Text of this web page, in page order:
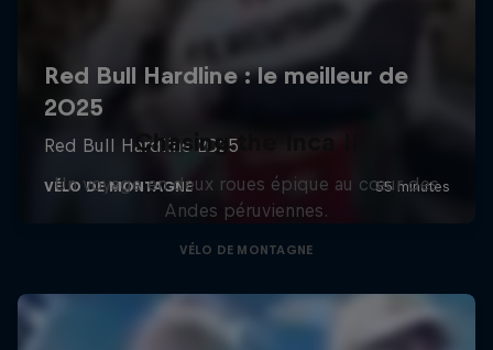
Chasing the Inca II
Un voyage en deux roues épique au cœur des
Andes péruviennes.
VÉLO DE MONTAGNE